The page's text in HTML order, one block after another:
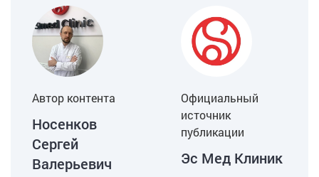
Автор контента
Носенков
Сергей
Валерьевич
Официальный
источник
публикации
Эс Мед Клиник